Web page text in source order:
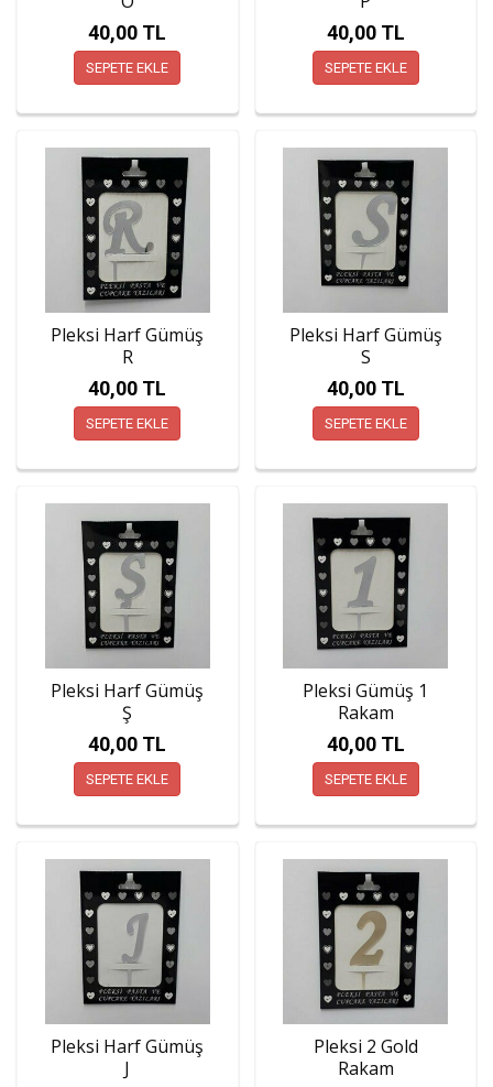
40,00 TL
SEPETE EKLE
40,00 TL
SEPETE EKLE
Pleksi Harf Gümüş
R
40,00 TL
SEPETE EKLE
Pleksi Harf Gümüş
S
40,00 TL
SEPETE EKLE
Pleksi Harf Gümüş
Ş
40,00 TL
SEPETE EKLE
Pleksi Gümüş 1
Rakam
40,00 TL
SEPETE EKLE
Pleksi Harf Gümüş
J
Pleksi 2 Gold
Rakam